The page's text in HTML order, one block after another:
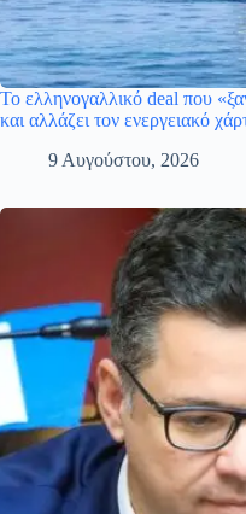
Το ελληνογαλλικό deal που
και αλλάζει τον ενεργειακό
9 Αυγούστου, 2026